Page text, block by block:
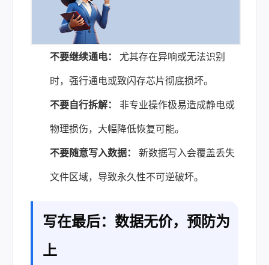
不要继续通电： 尤其存在异响或无法识别
时，强行通电或致闪存芯片彻底损坏。
不要自行拆解： 非专业操作极易造成静电或
物理损伤，大幅降低恢复可能。
不要随意写入数据： 新数据写入会覆盖丢失
文件区域，导致永久性不可逆破坏。
写在最后：数据无价，预防为
上